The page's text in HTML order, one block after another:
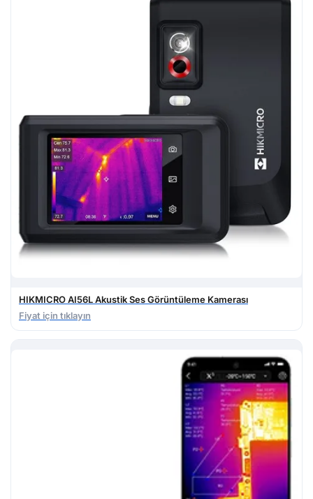
HIKMICRO AI56L Akustik Ses Görüntüleme Kamerası
Fiyat için tıklayın